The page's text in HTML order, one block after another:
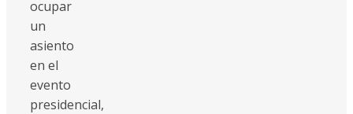
ocupar
un
asiento
en el
evento
presidencial,